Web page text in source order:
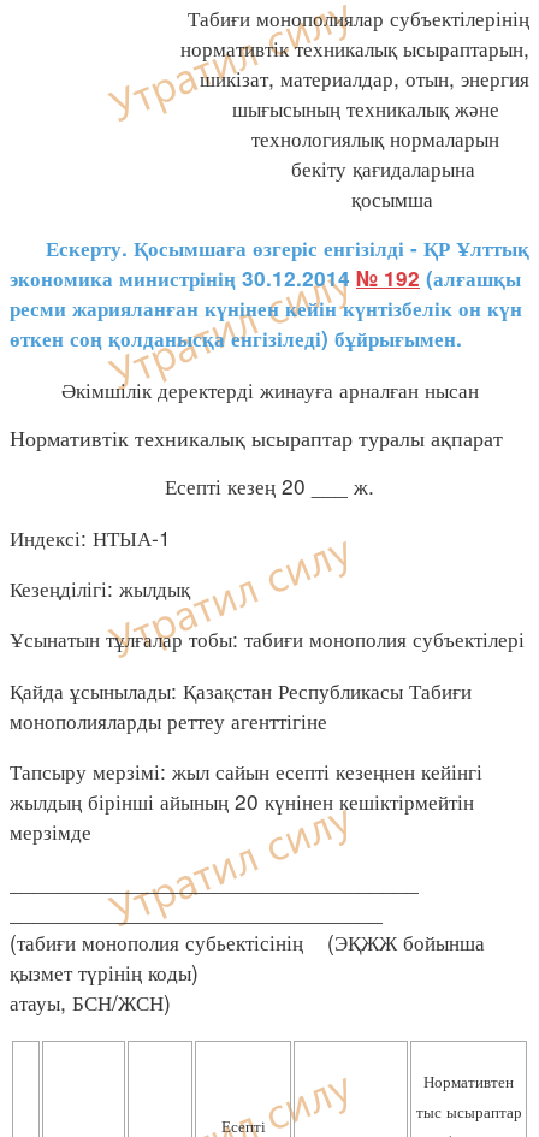
Табиғи монополиялар субъектілерінің
нормативтік техникалық ысыраптарын,
шикізат, материалдар, отын, энергия
шығысының техникалық және
технологиялық нормаларын
бекіту қағидаларына
қосымша
Ескерту. Қосымшаға өзгеріс енгізілді - ҚР Ұлттық
экономика министрінің 30.12.2014 № 192 (алғашқы
ресми жарияланған күнінен кейін күнтізбелік он күн
өткен соң қолданысқа енгізіледі) бұйрығымен.
Әкімшілік деректерді жинауға арналған нысан
Нормативтік техникалық ысыраптар туралы ақпарат
Есепті кезең 20 ___ ж.
Индексі: НТЫА-1
Кезеңділігі: жылдық
Ұсынатын тұлғалар тобы: табиғи монополия субъектілері
Қайда ұсынылады: Қазақстан Республикасы Табиғи
монополияларды реттеу агенттігіне
Тапсыру мерзімі: жыл сайын есепті кезеңнен кейінгі
жылдың бірінші айының 20 күнінен кешіктірмейтін
мерзімде
__________________________________
_______________________________
(табиғи монополия субьектісінің (ЭҚЖЖ бойынша
қызмет түрінің коды)
атауы, БСН/ЖСН)
Есепті
Нормативтен
тыс ысыраптар